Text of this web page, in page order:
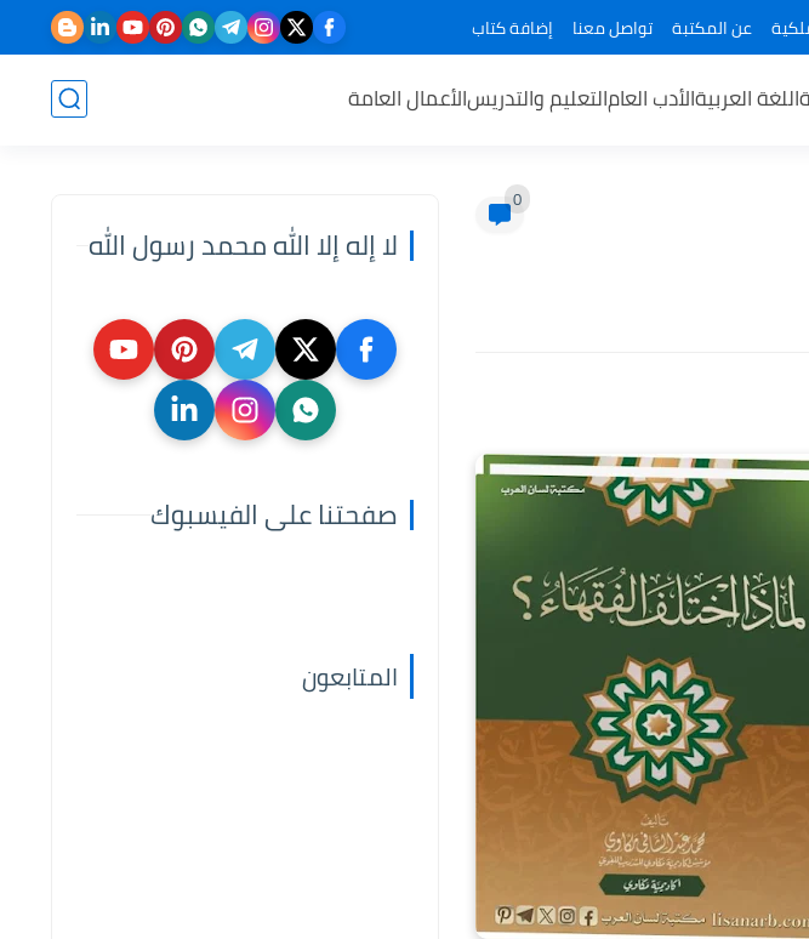
عن المكتبة تواصل معنا إضافة كتاب
اللغة العربيةالأدب العامالتعليم والتدريسالأعمال العامة
0
لا إله إلا الله محمد رسول الله
صفحتنا على الفيسبوك
المتابعون